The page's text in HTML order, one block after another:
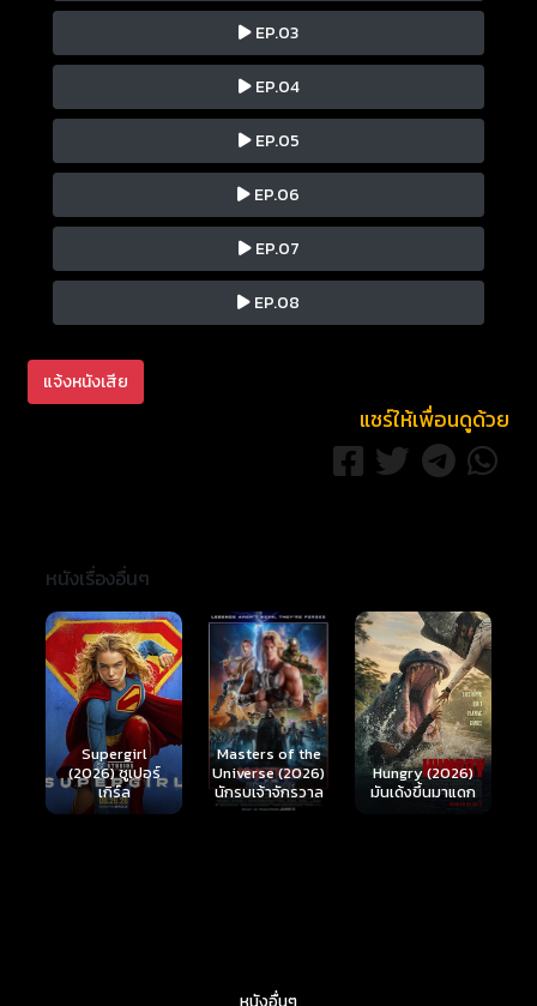
EP.03
EP.04
EP.05
EP.06
EP.07
EP.08
แจ้งหนังเสีย
แชร์ให้เพื่อนดูด้วย
หนังเรื่องอื่นๆ
Masters of the
Universe (2026)
นักรบเจ้าจักรวาล
Hungry (2026)
มันเด้งขึ้นมาแดก
Ready or Not 2:
Here I Come
(2026) เกมพร้อม
ตาย 2